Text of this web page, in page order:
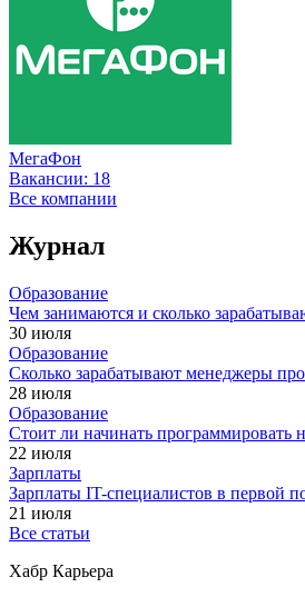
МегаФон
Вакансии: 18
Все компании
Журнал
Образование
Чем занимаются и сколько
30 июля
Образование
Сколько зарабатывают менеджеры
28 июля
Образование
Стоит ли начинать
22 июля
Зарплаты
Зарплаты IT-специалистов в первой
21 июля
Все статьи
Хабр Карьера